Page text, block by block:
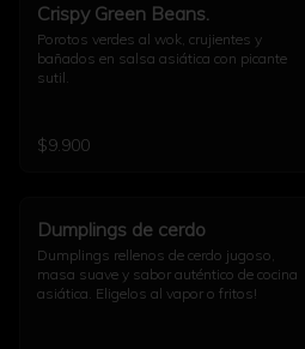
Crispy Green Beans.
Porotos verdes al wok, crujientes y
bañados en salsa asiática con picante
sutil.
$9.900
Dumplings de cerdo
Dumplings rellenos de cerdo jugoso,
masa suave y sabor auténtico de cocina
asiática. Eligelos al vapor o fritos!